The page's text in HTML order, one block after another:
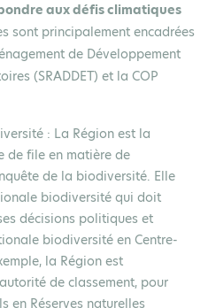
aux défis climatiques
sont principalement encadrées
de Développement
(SRADDET) et la COP
: La Région est la
de file en matière de
de la biodiversité. Elle
biodiversité qui doit
décisions politiques et
biodiversité en Centre-
la Région est
de classement, pour
en Réserves naturelles